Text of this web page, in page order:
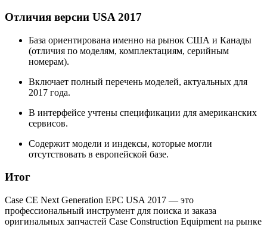
Отличия версии USA 2017
База ориентирована именно на рынок США и Канады
(отличия по моделям, комплектациям, серийным
номерам).
Включает полный перечень моделей, актуальных для
2017 года.
В интерфейсе учтены спецификации для американских
сервисов.
Содержит модели и индексы, которые могли
отсутствовать в европейской базе.
Итог
Case CE Next Generation EPC USA 2017 — это
профессиональный инструмент для поиска и заказа
оригинальных запчастей Case Construction Equipment на рынке